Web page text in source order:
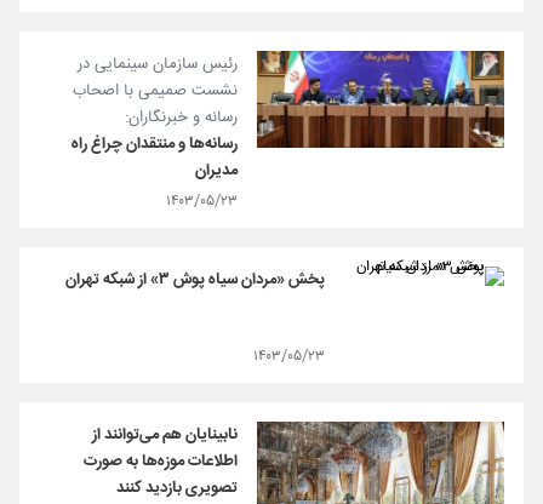
رئیس سازمان سینمایی در
نشست صمیمی با اصحاب
رسانه و خبرنگاران:
رسانه‌ها و منتقدان چراغ راه
مدیران
۱۴۰۳/۰۵/۲۳
پخش «مردان سیاه پوش ۳» از شبکه تهران
۱۴۰۳/۰۵/۲۳
نابینایان هم می‌توانند از
اطلاعات موزه‌ها به صورت
تصویری بازدید کنند